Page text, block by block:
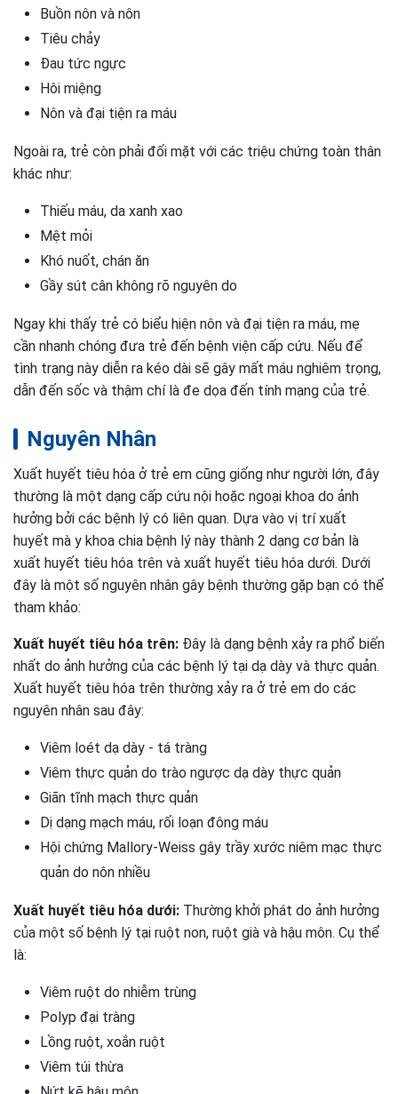
Buồn nôn và nôn
Tiêu chảy
Đau tức ngực
Hôi miệng
Nôn và đại tiện ra máu
Ngoài ra, trẻ còn phải đối mặt với các triệu chứng toàn thân
khác như:
Thiếu máu, da xanh xao
Mệt mỏi
Khó nuốt, chán ăn
Gầy sút cân không rõ nguyên do
Ngay khi thấy trẻ có biểu hiện nôn và đại tiện ra máu, mẹ
cần nhanh chóng đưa trẻ đến bệnh viện cấp cứu. Nếu để
tình trạng này diễn ra kéo dài sẽ gây mất máu nghiêm trọng,
dẫn đến sốc và thậm chí là đe dọa đến tính mạng của trẻ.
Nguyên Nhân
Xuất huyết tiêu hóa ở trẻ em cũng giống như người lớn, đây
thường là một dạng cấp cứu nội hoặc ngoại khoa do ảnh
hưởng bởi các bệnh lý có liên quan. Dựa vào vị trí xuất
huyết mà y khoa chia bệnh lý này thành 2 dạng cơ bản là
xuất huyết tiêu hóa trên và xuất huyết tiêu hóa dưới. Dưới
đây là một số nguyên nhân gây bệnh thường gặp bạn có thể
tham khảo:
Xuất huyết tiêu hóa trên: Đây là dạng bệnh xảy ra phổ biến
nhất do ảnh hưởng của các bệnh lý tại dạ dày và thực quản.
Xuất huyết tiêu hóa trên thường xảy ra ở trẻ em do các
nguyên nhân sau đây:
Viêm loét dạ dày - tá tràng
Viêm thực quản do trào ngược dạ dày thực quản
Giãn tĩnh mạch thực quản
Dị dạng mạch máu, rối loạn đông máu
Hội chứng Mallory-Weiss gây trầy xước niêm mạc thực
quản do nôn nhiều
Xuất huyết tiêu hóa dưới: Thường khởi phát do ảnh hưởng
của một số bệnh lý tại ruột non, ruột già và hậu môn. Cụ thể
là:
Viêm ruột do nhiễm trùng
Polyp đại tràng
Lồng ruột, xoắn ruột
Viêm túi thừa